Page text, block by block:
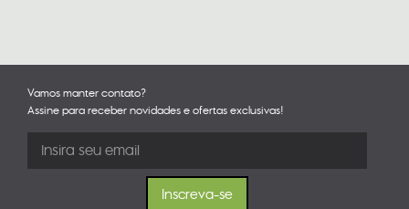
Vamos manter contato?
Assine para receber novidades e ofertas exclusivas!